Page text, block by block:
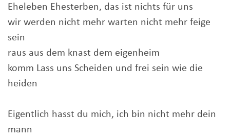
Eheleben Ehesterben, das ist nichts für uns
wir werden nicht mehr warten nicht mehr feige
sein
raus aus dem knast dem eigenheim
komm Lass uns Scheiden und frei sein wie die
heiden
Eigentlich hasst du mich, ich bin nicht mehr dein
mann